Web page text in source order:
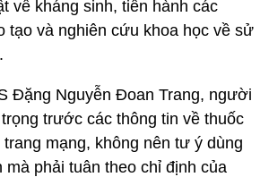
về kháng sinh, tiến hành các
tạo và nghiên cứu khoa học về sử
Đặng Nguyễn Đoan Trang, người
trước các thông tin về thuốc
mạng, không nên tư ý dùng
mà phải tuân theo chỉ định của